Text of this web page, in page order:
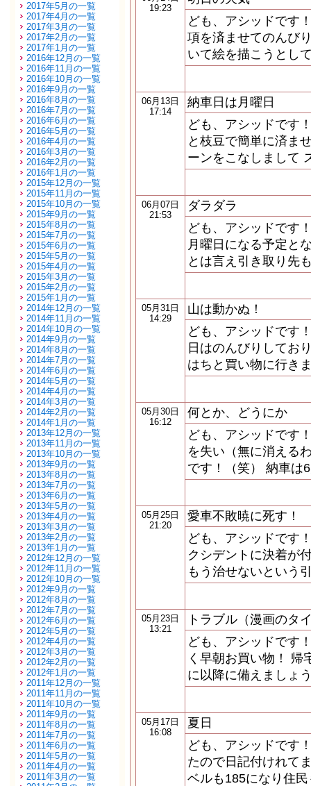
2017年5月の一覧
2017年4月の一覧
2017年3月の一覧
2017年2月の一覧
2017年1月の一覧
2016年12月の一覧
2016年11月の一覧
2016年10月の一覧
2016年9月の一覧
2016年8月の一覧
2016年7月の一覧
2016年6月の一覧
2016年5月の一覧
2016年4月の一覧
2016年3月の一覧
2016年2月の一覧
2016年1月の一覧
2015年12月の一覧
2015年11月の一覧
2015年10月の一覧
2015年9月の一覧
2015年8月の一覧
2015年7月の一覧
2015年6月の一覧
2015年5月の一覧
2015年4月の一覧
2015年3月の一覧
2015年2月の一覧
2015年1月の一覧
2014年12月の一覧
2014年11月の一覧
2014年10月の一覧
2014年9月の一覧
2014年8月の一覧
2014年7月の一覧
2014年6月の一覧
2014年5月の一覧
2014年4月の一覧
2014年3月の一覧
2014年2月の一覧
2014年1月の一覧
2013年12月の一覧
2013年11月の一覧
2013年10月の一覧
2013年9月の一覧
2013年8月の一覧
2013年7月の一覧
2013年6月の一覧
2013年5月の一覧
2013年4月の一覧
2013年3月の一覧
2013年2月の一覧
2013年1月の一覧
2012年12月の一覧
2012年11月の一覧
2012年10月の一覧
2012年9月の一覧
2012年8月の一覧
2012年7月の一覧
2012年6月の一覧
2012年5月の一覧
2012年4月の一覧
2012年3月の一覧
2012年2月の一覧
2012年1月の一覧
2011年12月の一覧
2011年11月の一覧
2011年10月の一覧
2011年9月の一覧
2011年8月の一覧
2011年7月の一覧
2011年6月の一覧
2011年5月の一覧
2011年4月の一覧
2011年3月の一覧
19:23
ども、アシッドです
項を済ませてのんび
いて絵を描こうとし
06月13日
17:14
納車日は月曜日
ども、アシッドです
と枝豆で簡単に済ま
ーンをこなしまして
06月07日
21:53
ダラダラ
ども、アシッドです
月曜日になる予定と
とは言え引き取り先
05月31日
14:29
山は動かぬ！
ども、アシッドです
日はのんびりしてお
はちと買い物に行き
05月30日
16:12
何とか、どうにか
ども、アシッドです
を失い（無に消える
です！（笑） 納車は
05月25日
21:20
愛車不敗暁に死す！
ども、アシッドです
クシデントに決着が
もう治せないという
05月23日
13:21
トラブル（漫画のタ
ども、アシッドです
く早朝お買い物！ 帰
に以降に備えましょ
05月17日
16:08
夏日
ども、アシッドです
たので日記付けれて
ベルも185になり住